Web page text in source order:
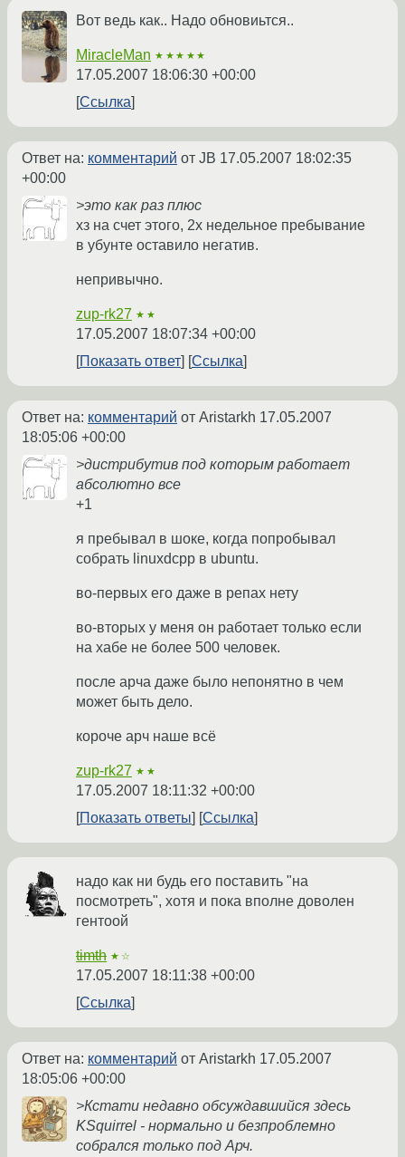
Вот ведь как.. Надо обновиьтся..
MiracleMan ★★★★★
17.05.2007 18:06:30 +00:00
Ссылка
Ответ на: комментарий от JB 17.05.2007 18:02:35
+00:00
>это как раз плюс
хз на счет этого, 2х недельное пребывание
в убунте оставило негатив.
непривычно.
zup-rk27 ★★
17.05.2007 18:07:34 +00:00
Показать ответ
Ссылка
Ответ на: комментарий от Aristarkh 17.05.2007
18:05:06 +00:00
>дистрибутив под которым работает
абсолютно все
+1
я пребывал в шоке, когда попробывал
собрать linuxdcpp в ubuntu.
во-первых его даже в репах нету
во-вторых у меня он работает только если
на хабе не более 500 человек.
после арча даже было непонятно в чем
может быть дело.
короче арч наше всё
zup-rk27 ★★
17.05.2007 18:11:32 +00:00
Показать ответы
Ссылка
надо как ни будь его поставить "на
посмотреть", хотя и пока вполне доволен
гентоой
timth ★☆
17.05.2007 18:11:38 +00:00
Ссылка
Ответ на: комментарий от Aristarkh 17.05.2007
18:05:06 +00:00
>Кстати недавно обсуждавшийся здесь
KSquirrel - нормально и безпроблемно
собрался только под Арч.